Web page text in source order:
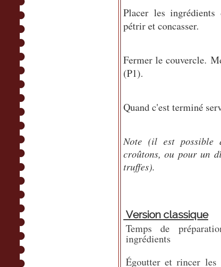
Placer les
pétrir et concasser.
Fermer le couvercle.
(P1).
Quand c'est terminé
Note (il est possible
croûtons, ou pour un
truffes).
Version classique
Temps de
ingrédients
Égoutter et rincer les